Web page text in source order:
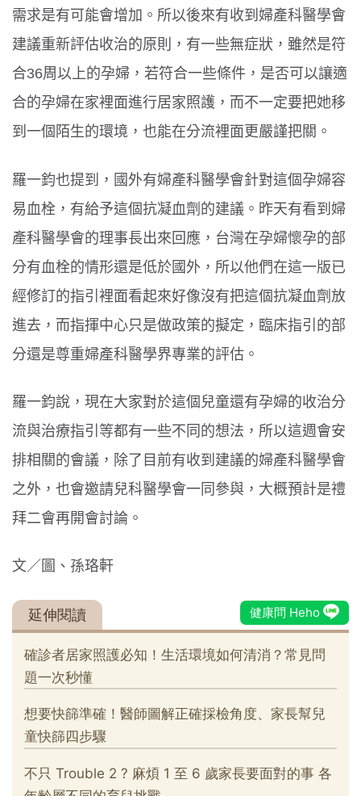
需求是有可能會增加。所以後來有收到婦產科醫學會
建議重新評估收治的原則，有一些無症狀，雖然是符
合36周以上的孕婦，若符合一些條件，是否可以讓適
合的孕婦在家裡面進行居家照護，而不一定要把她移
到一個陌生的環境，也能在分流裡面更嚴謹把關。
羅一鈞也提到，國外有婦產科醫學會針對這個孕婦容
易血栓，有給予這個抗凝血劑的建議。昨天有看到婦
產科醫學會的理事長出來回應，台灣在孕婦懷孕的部
分有血栓的情形還是低於國外，所以他們在這一版已
經修訂的指引裡面看起來好像沒有把這個抗凝血劑放
進去，而指揮中心只是做政策的擬定，臨床指引的部
分還是尊重婦產科醫學界專業的評估。
羅一鈞說，現在大家對於這個兒童還有孕婦的收治分
流與治療指引等都有一些不同的想法，所以這週會安
排相關的會議，除了目前有收到建議的婦產科醫學會
之外，也會邀請兒科醫學會一同參與，大概預計是禮
拜二會再開會討論。
文／圖、孫珞軒